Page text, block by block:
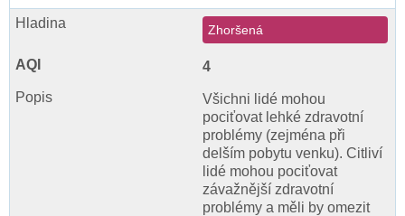
Zhoršená
4
Všichni lidé mohou
pociťovat lehké zdravotní
problémy (zejména při
delším pobytu venku). Citliví
lidé mohou pociťovat
závažnější zdravotní
problémy a měli by omezit